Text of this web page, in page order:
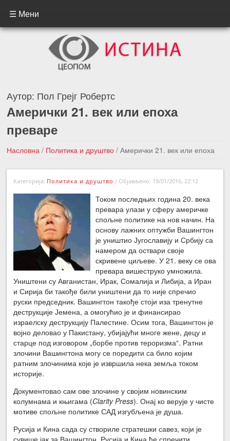
☰ Мени
Аутор: Пол Грејг Робертс
Амерички 21. век или епоха
преваре
Насловна / Политика и друштво / Амерички 21. век или епоха
преваре
←Претходна вест
Следећа вест →
Категорија: Политика и друштво / Објављено: 19/01/2016, 22:12
Током последњих година 20. века
превара улази у сферу америчке
спољне политике на нов начин. На
основу лажних оптужби Вашингтон
је уништио Југославију и Србију са
намером да оствари своје
скривене циљеве. У 21. веку се ова
превара вишеструко умножила.
Уништени су Авганистан, Ирак, Сомалија и Либија, а Иран
и Сирија би такође били уништени да то није спречио
руски председник. Вашингтон такође стоји иза тренутне
деструкције Јемена, а омогућио је и финансирао
израелску деструкцију Палестине. Осим тога, Вашингтон је
војно деловао у Пакистану, убијајући многе жене, децу и
старце под изговором „борбе против тероризма“. Ратни
злочини Вашингтона могу се поредити са било којим
ратним злочинима које је извршила нека земља током
историје.
Документовао сам ове злочине у својим новинским
колумнама и књигама (Clarity Press). Онај ко верује у чисте
мотиве спољне политике САД изгубљена је душа.
Русија и Кина сада су створиле стратешки савез, који је
сувише јак за Вашингтон. Русија и Кина ће спречити